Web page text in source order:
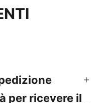
per ricevere il